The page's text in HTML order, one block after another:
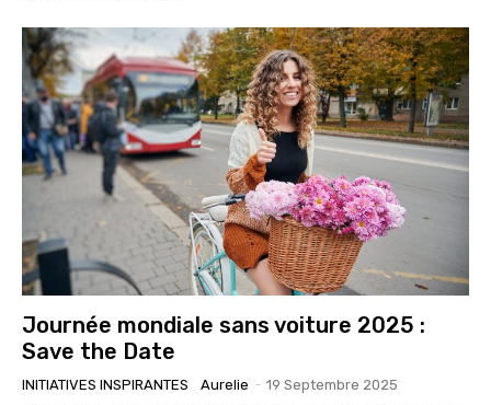
Journée mondiale sans voiture 2025 :
Save the Date
INITIATIVES INSPIRANTES Aurelie - 19 Septembre 2025